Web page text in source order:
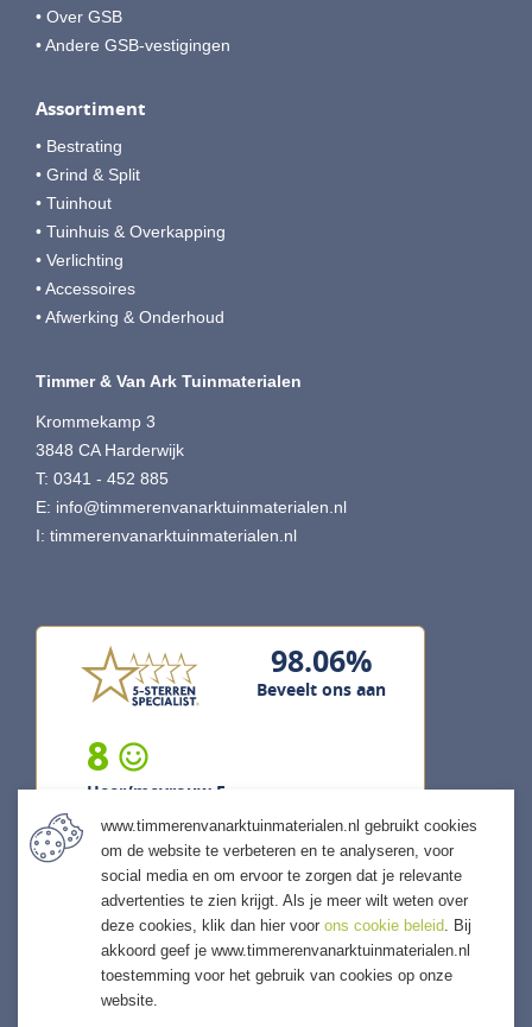
• Over GSB
• Andere GSB-vestigingen
Assortiment
• Bestrating
• Grind & Split
• Tuinhout
• Tuinhuis & Overkapping
• Verlichting
• Accessoires
• Afwerking & Onderhoud
Timmer & Van Ark Tuinmaterialen
Krommekamp 3
3848 CA Harderwijk
T: 0341 - 452 885
E: info@timmerenvanarktuinmaterialen.nl
I: timmerenvanarktuinmaterialen.nl
98.06%
Beveelt ons aan
8
Heer/mevrouw F...
4 augustus 2026
"Goed geholpen en goed advies
gehad van Sharief"
previous next
www.timmerenvanarktuinmaterialen.nl gebruikt cookies
om de website te verbeteren en te analyseren, voor
social media en om ervoor te zorgen dat je relevante
advertenties te zien krijgt. Als je meer wilt weten over
deze cookies, klik dan hier voor ons cookie beleid. Bij
akkoord geef je www.timmerenvanarktuinmaterialen.nl
toestemming voor het gebruik van cookies op onze
website.